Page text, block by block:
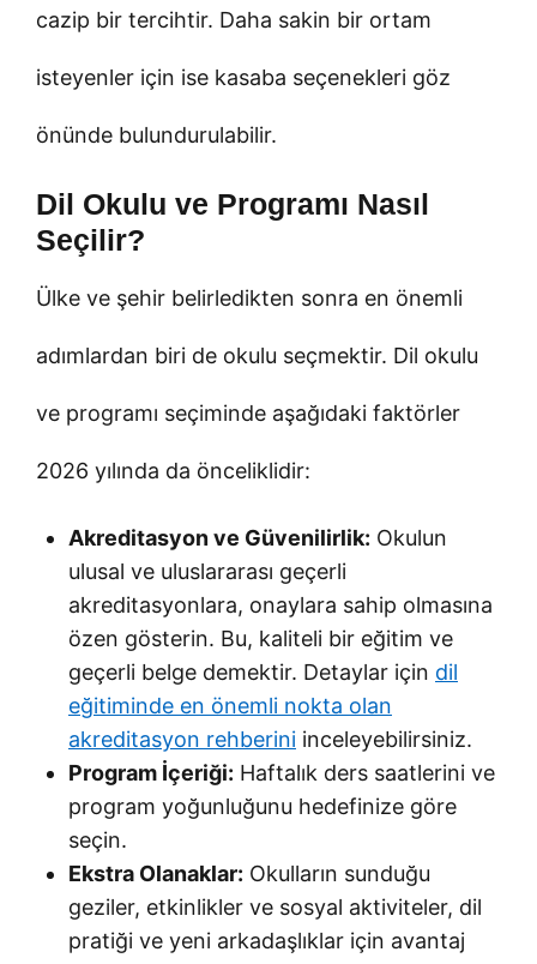
cazip bir tercihtir. Daha sakin bir ortam
isteyenler için ise kasaba seçenekleri göz
önünde bulundurulabilir.
Dil Okulu ve Programı Nasıl
Seçilir?
Ülke ve şehir belirledikten sonra en önemli
adımlardan biri de okulu seçmektir. Dil okulu
ve programı seçiminde aşağıdaki faktörler
2026 yılında da önceliklidir:
Akreditasyon ve Güvenilirlik: Okulun
ulusal ve uluslararası geçerli
akreditasyonlara, onaylara sahip olmasına
özen gösterin. Bu, kaliteli bir eğitim ve
geçerli belge demektir. Detaylar için dil
eğitiminde en önemli nokta olan
akreditasyon rehberini inceleyebilirsiniz.
Program İçeriği: Haftalık ders saatlerini ve
program yoğunluğunu hedefinize göre
seçin.
Ekstra Olanaklar: Okulların sunduğu
geziler, etkinlikler ve sosyal aktiviteler, dil
pratiği ve yeni arkadaşlıklar için avantaj